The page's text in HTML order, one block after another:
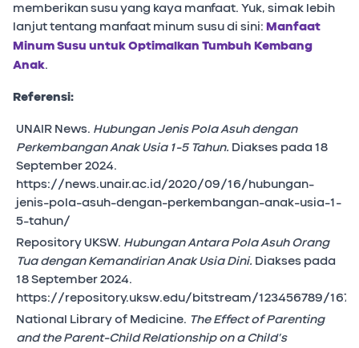
memberikan susu yang kaya manfaat. Yuk, simak lebih
lanjut tentang manfaat minum susu di sini: Manfaat
Minum Susu untuk Optimalkan Tumbuh Kembang
Anak.
Referensi:
UNAIR News. Hubungan Jenis Pola Asuh dengan
Perkembangan Anak Usia 1-5 Tahun. Diakses pada 18
September 2024.
https://news.unair.ac.id/2020/09/16/hubungan-
jenis-pola-asuh-dengan-perkembangan-anak-usia-1-
5-tahun/
Repository UKSW. Hubungan Antara Pola Asuh Orang
Tua dengan Kemandirian Anak Usia Dini. Diakses pada
18 September 2024.
https://repository.uksw.edu/bitstream/123456789/
National Library of Medicine. The Effect of Parenting
and the Parent-Child Relationship on a Child’s